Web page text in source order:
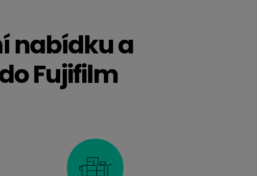
nabídku a
Fujifilm